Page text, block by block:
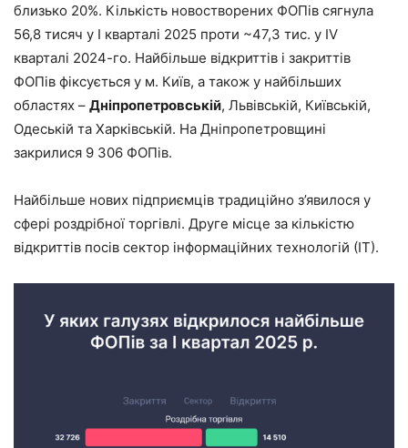
близько 20%. Кількість новостворених ФОПів сягнула
56,8 тисяч у I кварталі 2025 проти ~47,3 тис. у IV
кварталі 2024-го. Найбільше відкриттів і закриттів
ФОПів фіксується у м. Київ, а також у найбільших
областях – Дніпропетровській, Львівській, Київській,
Одеській та Харківській. На Дніпропетровщині
закрилися 9 306 ФОПів.
Найбільше нових підприємців традиційно з’явилося у
сфері роздрібної торгівлі. Друге місце за кількістю
відкриттів посів сектор інформаційних технологій (ІТ).